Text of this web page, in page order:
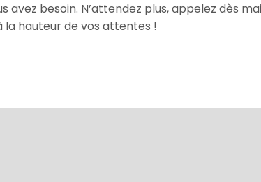
besoin. N’attendez plus, appelez dès
la hauteur de vos attentes !